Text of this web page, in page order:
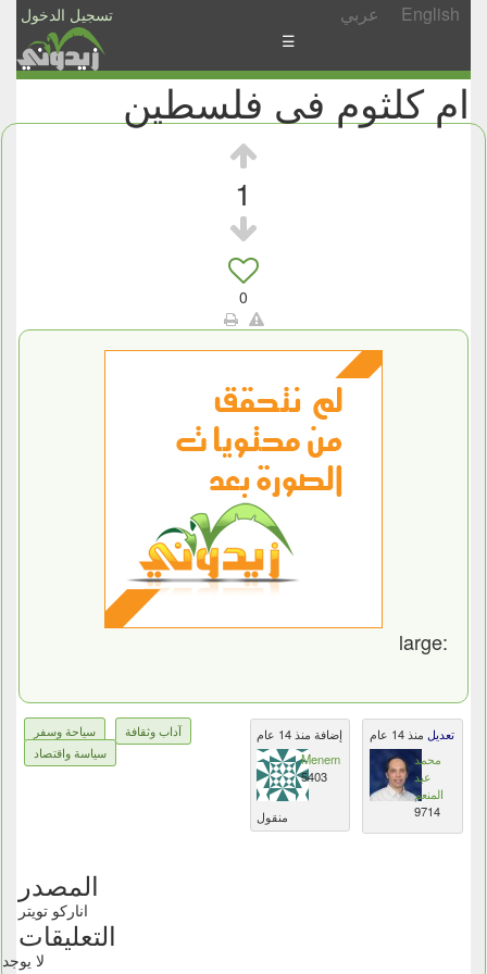
تسجيل الدخول عربي English
الأخبار
الأسئلة
☰
ام كلثوم فى فلسطين
1
0
:large
آداب وثقافة
سياحة وسفر
سياسة واقتصاد
إضافة منذ 14 عام
Menem
5403
منقول
تعديل منذ 14 عام
محمد
عبد
المنعم
9714
المصدر
اناركو تويتر
التعليقات
لا يوجد